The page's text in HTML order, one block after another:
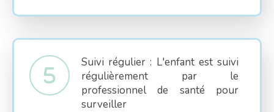
Suivi régulier : L'enfant est suivi
régulièrement par le
professionnel de santé pour
surveiller